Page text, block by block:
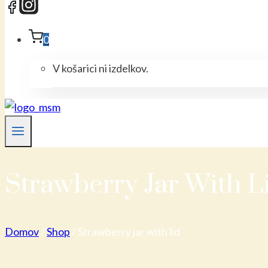
0
V košarici ni izdelkov.
Strawberry Jar With
Domov/Shop / Strawberry jar with lid